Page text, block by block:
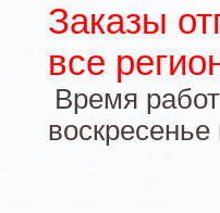
Заказы
все
Время